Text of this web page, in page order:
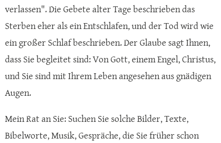
verlassen". Die Gebete alter Tage beschrieben das
Sterben eher als ein Entschlafen, und der Tod wird wie
ein großer Schlaf beschrieben. Der Glaube sagt Ihnen,
dass Sie begleitet sind: Von Gott, einem Engel, Christus,
und Sie sind mit Ihrem Leben angesehen aus gnädigen
Augen.
Mein Rat an Sie: Suchen Sie solche Bilder, Texte,
Bibelworte, Musik, Gespräche, die Sie früher schon